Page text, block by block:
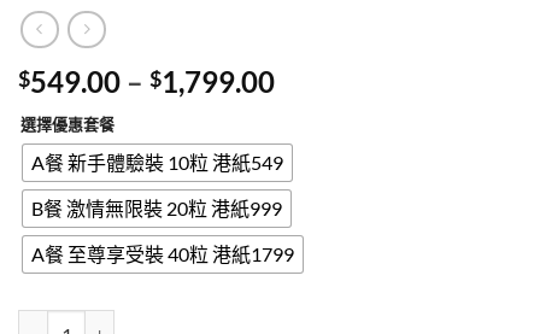
$549.00 – $1,799.00Price
$549.00
through
$1,799.00
選擇優惠套餐
A餐 新手體驗裝 10粒 港紙549
B餐 激情無限裝 20粒 港紙999
A餐 至尊享受裝 40粒 港紙1799